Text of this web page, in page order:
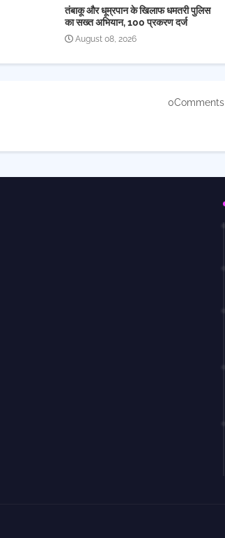
तंबाकू और धूम्रपान के खिलाफ धमतरी पुलिस
का सख्त अभियान, 100 प्रकरण दर्ज
August 08, 2026
0Comments